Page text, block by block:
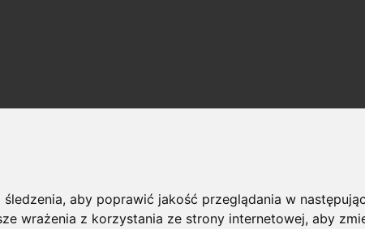
aby poprawić jakość przeglądania w
wrażenia z korzystania ze strony internetowej,aby